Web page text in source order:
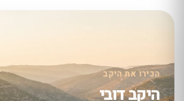
הכירו את היקב
היקב דובי